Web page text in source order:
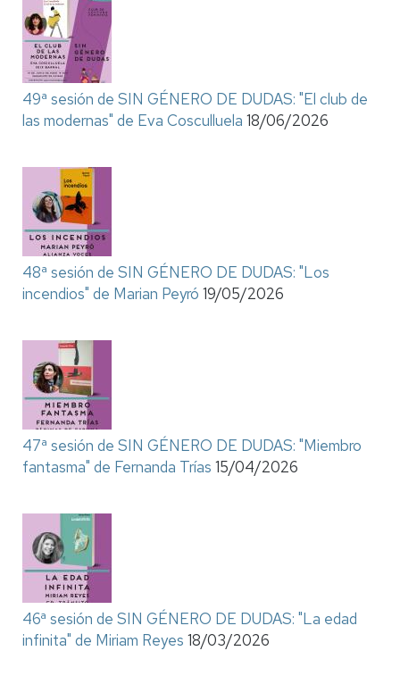
49ª sesión de SIN GÉNERO DE DUDAS: "El club de
las modernas" de Eva Cosculluela 18/06/2026
48ª sesión de SIN GÉNERO DE DUDAS: "Los
incendios" de Marian Peyró 19/05/2026
47ª sesión de SIN GÉNERO DE DUDAS: "Miembro
fantasma" de Fernanda Trías 15/04/2026
46ª sesión de SIN GÉNERO DE DUDAS: "La edad
infinita" de Miriam Reyes 18/03/2026